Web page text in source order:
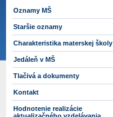
Oznamy MŠ
Staršie oznamy
Charakteristika materskej školy
Jedáleň v MŠ
Tlačivá a dokumenty
Kontakt
Hodnotenie realizácie